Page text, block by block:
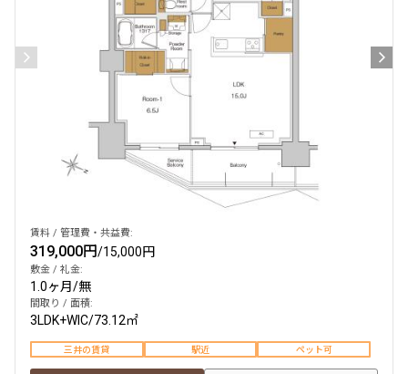
賃料 / 管理費・共益費:
319,000円/15,000円
敷金 / 礼金:
1.0ヶ月/無
間取り / 面積:
3LDK+WIC/73.12㎡
三井の賃貸 駅近 ペット可